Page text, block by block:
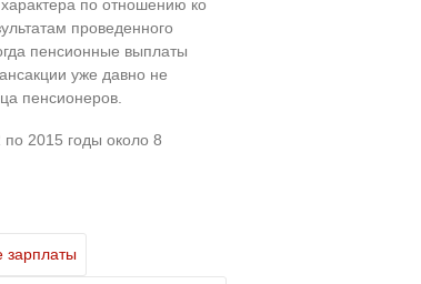
по отношению ко
проведенного
пенсионные выплаты
уже давно не
пенсионеров.
по 2015 годы около 8
зарплаты